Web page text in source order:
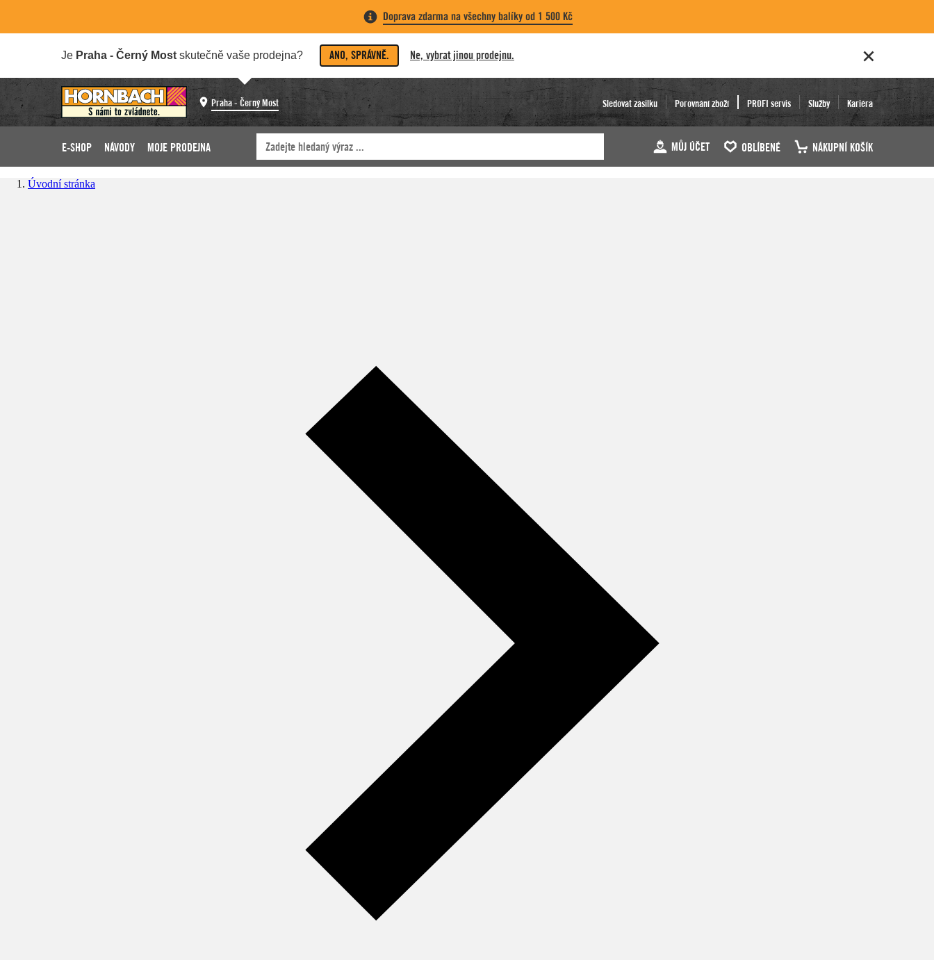
Doprava zdarma na všechny balíky od 1 500 Kč
Je Praha - Černý Most skutečně vaše prodejna? ANO, SPRÁVNĚ. Ne, vybrat jinou prodejnu.
Praha - Černý Most Sledovat zásilku Porovnání zboží PROFI servis Služby Kariéra
E-SHOP NÁVODY MOJE PRODEJNA MŮJ ÚČET OBLÍBENÉ NÁKUPNÍ KOŠÍK
Úvodní stránka